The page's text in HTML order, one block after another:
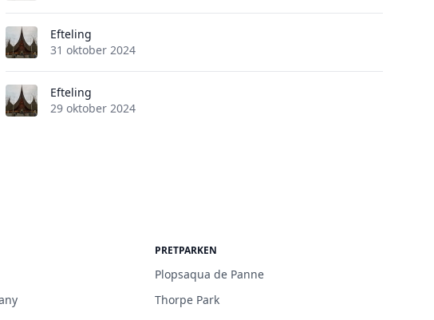
Efteling
31 oktober 2024
Efteling
29 oktober 2024
PRETPARKEN
Plopsaqua de Panne
Thorpe Park